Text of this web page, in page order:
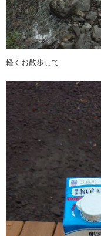
軽くお散歩して